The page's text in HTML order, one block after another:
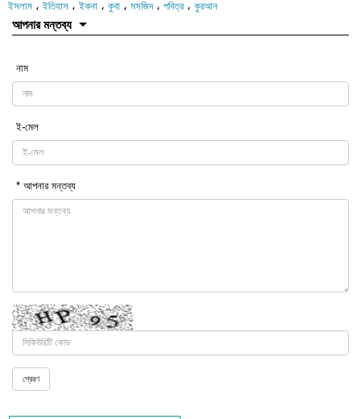
ইসলাম ،ইতিহাস ،ইকনা ، কুবা ، মসজিদ، পবিত্র ، কুরআন
আপনার মন্তব্য
নাম
ই-মেল
* আপনার মন্তব্য